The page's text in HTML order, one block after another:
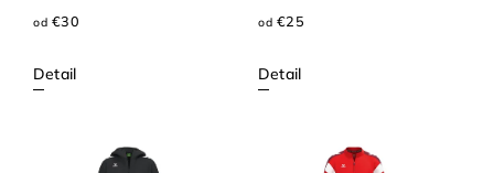
od €30
Detail
od €25
Detail